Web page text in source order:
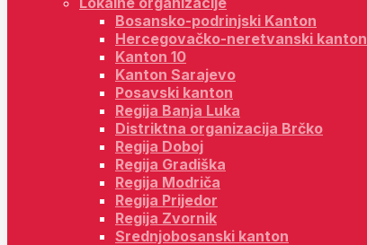
Bosansko-podrinjski Kanton
Hercegovačko-neretvanski kanton
Kanton 10
Kanton Sarajevo
Posavski kanton
Regija Banja Luka
Distriktna organizacija Brčko
Regija Doboj
Regija Gradiška
Regija Modriča
Regija Prijedor
Regija Zvornik
Srednjobosanski kanton